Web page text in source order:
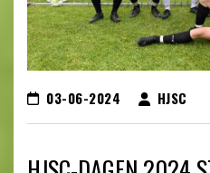
03-06-2024 HJSC